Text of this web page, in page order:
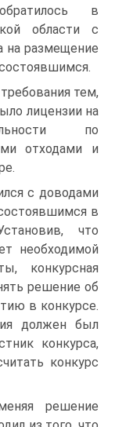
в
области с
на размещение
тем,
лицензии на
по
отходами и
с доводами
в
что
необходимой
конкурсная
решение об
в конкурсе.
должен был
конкурса,
конкурс
решение